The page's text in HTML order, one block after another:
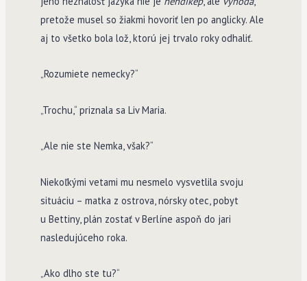
pretože musel so žiakmi hovoriť len po anglicky. Ale
aj to všetko bola lož, ktorú jej trvalo roky odhaliť.
„Rozumiete nemecky?“
„Trochu,“ priznala sa Liv Maria.
„Ale nie ste Nemka, však?“
Niekoľkými vetami mu nesmelo vysvetlila svoju
situáciu – matka z ostrova, nórsky otec, pobyt
u Bettiny, plán zostať v Berlíne aspoň do jari
nasledujúceho roka.
„Ako dlho ste tu?“